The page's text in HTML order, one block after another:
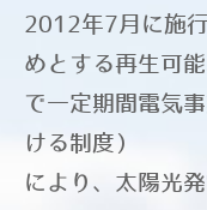
2012年7月に施
めとする再生可
で一定期間電気
ける制度）
により、太陽光
施
施
施
施